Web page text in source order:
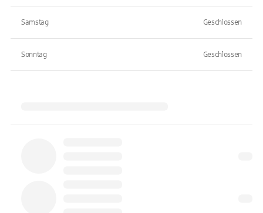
Samstag Geschlossen
Sonntag Geschlossen